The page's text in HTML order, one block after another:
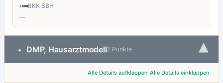
BKK SBH
—
• DMP, Hausarztmodell2 Punkte ▾
Alle Details aufklappen Alle Details einklappen